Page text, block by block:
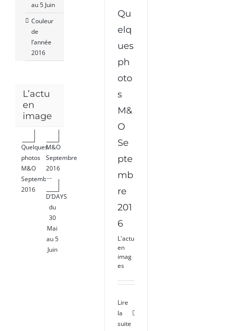
photos
M&O
Septembre
2016
Qu
elq
ues
ph
oto
s
M&
O
Se
pte
mb
re
201
6
L'actu
en
imag
es
Lire
la
suite
au 5 Juin
Couleur
de
l’année
2016
L’actu
en
image
Quelques
photos
M&O
Septembre
2016
M&O
Septembre
2016
D’DAYS
du
30
Mai
au 5
Juin